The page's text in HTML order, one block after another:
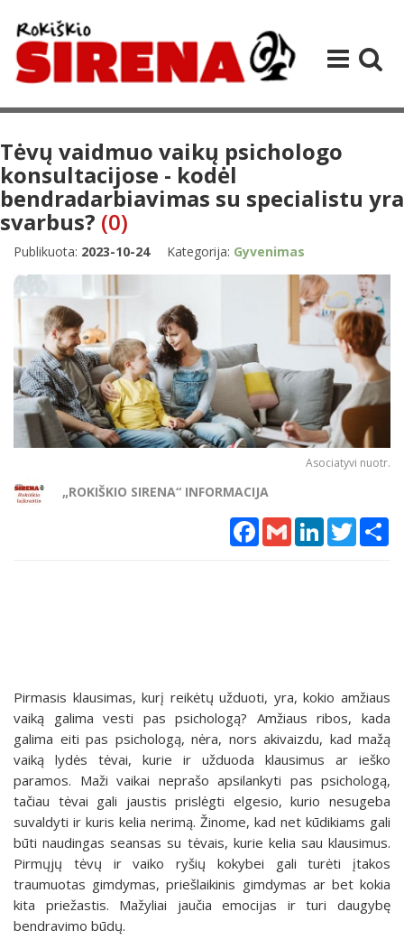
Tėvų vaidmuo vaikų psichologo
konsultacijose - kodėl
bendradarbiavimas su specialistu yra
svarbus? (0)
Publikuota: 2023-10-24 Kategorija: Gyvenimas
Asociatyvi nuotr.
„ROKIŠKIO SIRENA“ INFORMACIJA
Facebook
Gmail LinkedInTwitter
Pirmasis klausimas, kurį reikėtų užduoti, yra, kokio amžiaus
vaiką galima vesti pas psichologą? Amžiaus ribos, kada
galima eiti pas psichologą, nėra, nors akivaizdu, kad mažą
vaiką lydės tėvai, kurie ir užduoda klausimus ar ieško
paramos. Maži vaikai neprašo apsilankyti pas psichologą,
tačiau tėvai gali jaustis prislėgti elgesio, kurio nesugeba
suvaldyti ir kuris kelia nerimą. Žinome, kad net kūdikiams gali
būti naudingas seansas su tėvais, kurie kelia sau klausimus.
Pirmųjų tėvų ir vaiko ryšių kokybei gali turėti įtakos
traumuotas gimdymas, priešlaikinis gimdymas ar bet kokia
kita priežastis. Mažyliai jaučia emocijas ir turi daugybę
bendravimo būdų.